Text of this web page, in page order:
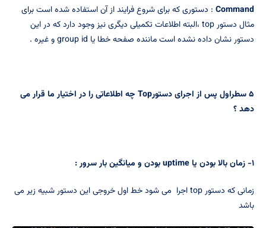
Command : دستوری که برای شروع فرایند از آن استفاده شده است برای
مثال دستور top ،البته اطلاعات تکمیلی دیگری نیز وجود دارد که در این
دستور نشان داده نشده است ماننده صفحه خطا یا group id و غیره .
۵ سطراول پس از اجرای دستور Top چه اطلاعاتی را در اختیار ما قرار می
دهد ؟
۱- زمان بالا بودن یا uptimeبودن و میانگین بار سرور :
زمانی که دستور top اجرا می شود خط اول خروجی این دستور شبیه زیر می
باشد